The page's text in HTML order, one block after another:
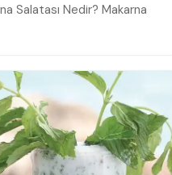
Salatası Nedir? Makarna